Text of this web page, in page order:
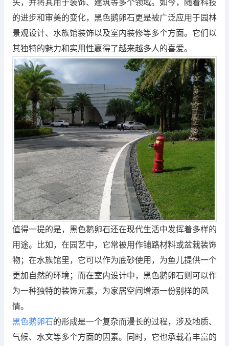
头，并将其用于装饰、建筑等多个领域。如今，随着科技
的进步和审美的变化，黑色鹅卵石更是被广泛应用于园林
景观设计、水族馆装饰以及室内装修等多个方面。它们以
其独特的魅力和实用性赢得了越来越多人的喜爱。
值得一提的是，黑色鹅卵石还在现代生活中发挥着多样的
用途。比如，在园艺中，它常被用作铺路材料或盆栽装饰
物；在水族馆里，它可以作为底砂使用，为鱼儿提供一个
更加自然的环境；而在室内设计中，黑色鹅卵石则可以作
为一种独特的装饰元素，为家居空间增添一份别样的风
情。
黑色鹅卵石的形成是一个复杂而漫长的过程，涉及地质、
气候、水文等多个方面的因素。同时，它也承载着丰富的